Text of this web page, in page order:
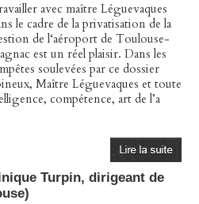
avec maître Léguevaques
le cadre de la privatisation de la
de l‘aéroport de Toulouse-
est un réel plaisir. Dans les
soulevées par ce dossier
Maître Léguevaques et toute
compétence, art de l’a
Turpin, dirigeant de